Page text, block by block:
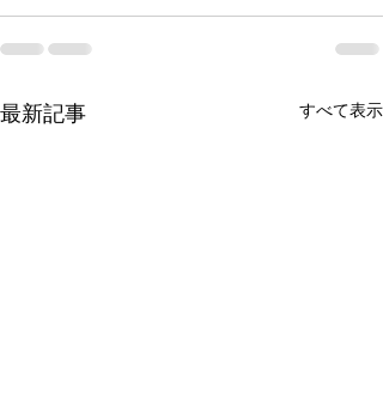
最新記事 すべて表示